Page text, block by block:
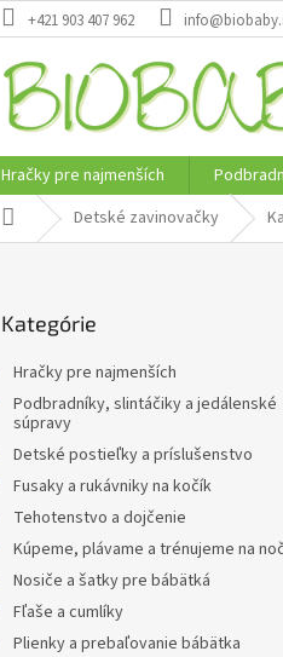
+421 903 407 962
Hračky pre najmenších
DomovDetské zavinovačky
kategórie
Kategórie
Hračky pre najmenších
Podbradníky, slintáčiky a jedálenské
súpravy
Detské postieľky a príslušenstvo
Fusaky a rukávniky na kočík
Tehotenstvo a dojčenie
Kúpeme, plávame a trénujeme na
Nosiče a šatky pre bábätká
Fľaše a cumlíky
Plienky a prebaľovanie bábätka